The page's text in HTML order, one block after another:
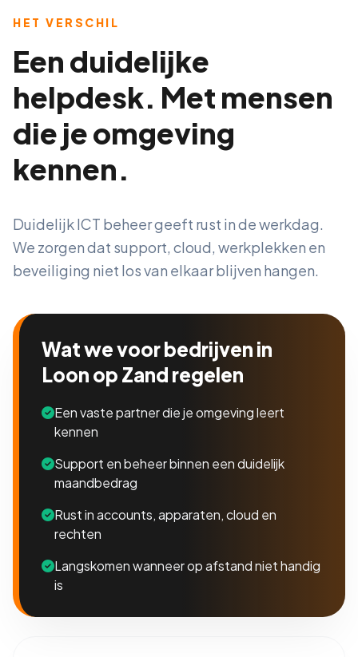
HET VERSCHIL
Een duidelijke
helpdesk. Met mensen
die je omgeving
kennen.
Duidelijk ICT beheer geeft rust in de werkdag.
We zorgen dat support, cloud, werkplekken en
beveiliging niet los van elkaar blijven hangen.
Wat we voor bedrijven in
Loon op Zand regelen
Een vaste partner die je omgeving leert
kennen
Support en beheer binnen een duidelijk
maandbedrag
Rust in accounts, apparaten, cloud en
rechten
Langskomen wanneer op afstand niet handig
is